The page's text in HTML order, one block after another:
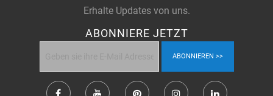
Erhalte Updates von uns.
ABONNIERE JETZT
ABONNIEREN